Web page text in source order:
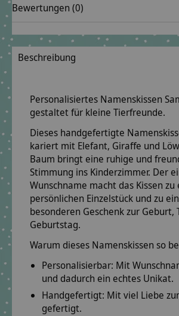
Bewertungen (0)
Beschreibung
Personalisiertes Namenskissen
gestaltet für kleine Tierfreunde.
Dieses handgefertigte
kariert mit Elefant, Giraffe und
Baum bringt eine ruhige und
Stimmung ins Kinderzimmer. Der
Wunschname macht das Kissen zu
persönlichen Einzelstück und zu
besonderen Geschenk zur Geburt,
Geburtstag.
Warum dieses Namenskissen so
Personalisierbar: Mit
und dadurch ein echtes Unikat.
Handgefertigt: Mit viel Liebe
gefertigt.